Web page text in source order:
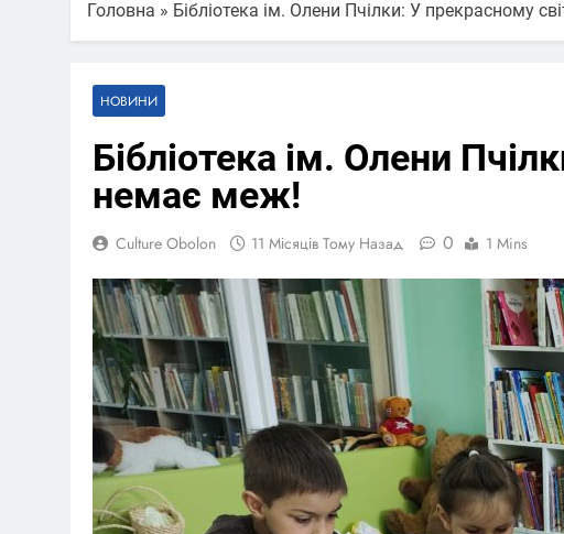
Головна » Бібліотека ім. Олени Пчілки: У прекрасному
НОВИНИ
Бібліотека ім. Олени
немає меж!
Culture Obolon 11 Місяців Тому Назад 0 1 Mins